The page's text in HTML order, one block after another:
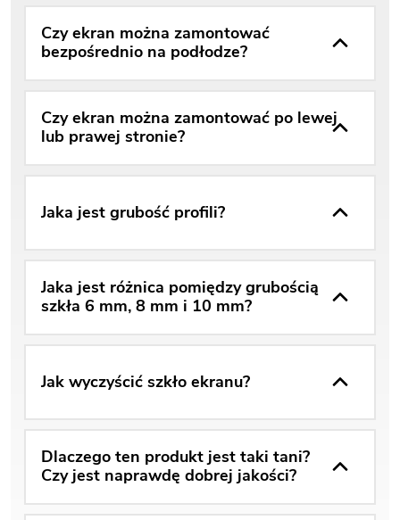
Czy ekran można zamontować
bezpośrednio na podłodze?
Czy ekran można zamontować po lewej
lub prawej stronie?
Jaka jest grubość profili?
Jaka jest różnica pomiędzy grubością
szkła 6 mm, 8 mm i 10 mm?
Jak wyczyścić szkło ekranu?
Dlaczego ten produkt jest taki tani?
Czy jest naprawdę dobrej jakości?